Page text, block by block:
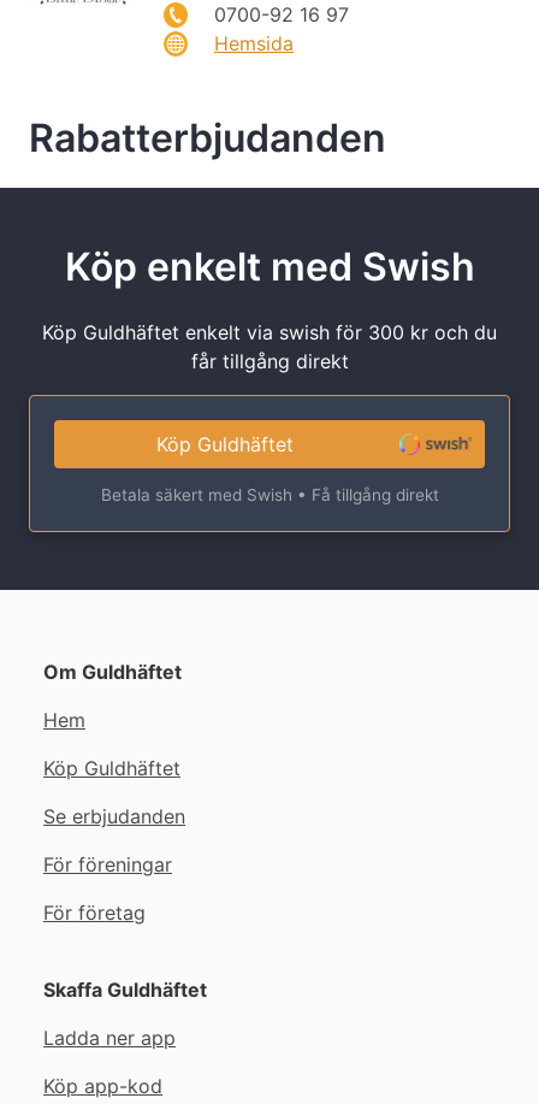
0700-92 16 97
Hemsida
Rabatterbjudanden
Köp enkelt med Swish
Köp Guldhäftet enkelt via swish för 300 kr och du
får tillgång direkt
Köp Guldhäftet
Betala säkert med Swish • Få tillgång direkt
Om Guldhäftet
Hem
Köp Guldhäftet
Se erbjudanden
För föreningar
För företag
Skaffa Guldhäftet
Ladda ner app
Köp app-kod